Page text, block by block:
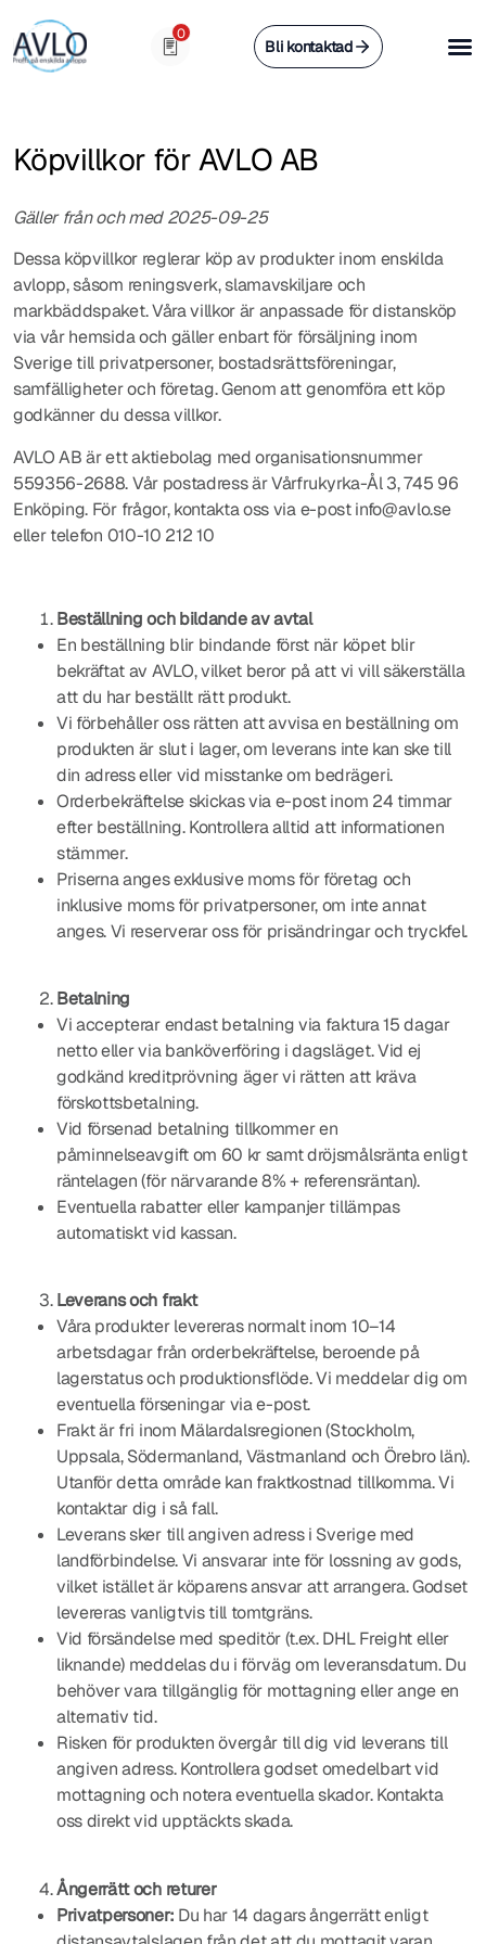
0
Bli kontaktad
Köpvillkor för AVLO AB
Gäller från och med 2025-09-25
Dessa köpvillkor reglerar köp av produkter inom enskilda
avlopp, såsom reningsverk, slamavskiljare och
markbäddspaket. Våra villkor är anpassade för distansköp
via vår hemsida och gäller enbart för försäljning inom
Sverige till privatpersoner, bostadsrättsföreningar,
samfälligheter och företag. Genom att genomföra ett köp
godkänner du dessa villkor.
AVLO AB är ett aktiebolag med organisationsnummer
559356-2688. Vår postadress är Vårfrukyrka-Ål 3, 745 96
Enköping. För frågor, kontakta oss via e-post info@avlo.se
eller telefon 010-10 212 10
Beställning och bildande av avtal
En beställning blir bindande först när köpet blir
bekräftat av AVLO, vilket beror på att vi vill säkerställa
att du har beställt rätt produkt.
Vi förbehåller oss rätten att avvisa en beställning om
produkten är slut i lager, om leverans inte kan ske till
din adress eller vid misstanke om bedrägeri.
Orderbekräftelse skickas via e-post inom 24 timmar
efter beställning. Kontrollera alltid att informationen
stämmer.
Priserna anges exklusive moms för företag och
inklusive moms för privatpersoner, om inte annat
anges. Vi reserverar oss för prisändringar och tryckfel.
Betalning
Vi accepterar endast betalning via faktura 15 dagar
netto eller via banköverföring i dagsläget. Vid ej
godkänd kreditprövning äger vi rätten att kräva
förskottsbetalning.
Vid försenad betalning tillkommer en
påminnelseavgift om 60 kr samt dröjsmålsränta enligt
räntelagen (för närvarande 8% + referensräntan).
Eventuella rabatter eller kampanjer tillämpas
automatiskt vid kassan.
Leverans och frakt
Våra produkter levereras normalt inom 10–14
arbetsdagar från orderbekräftelse, beroende på
lagerstatus och produktionsflöde. Vi meddelar dig om
eventuella förseningar via e-post.
Frakt är fri inom Mälardalsregionen (Stockholm,
Uppsala, Södermanland, Västmanland och Örebro län).
Utanför detta område kan fraktkostnad tillkomma. Vi
kontaktar dig i så fall.
Leverans sker till angiven adress i Sverige med
landförbindelse. Vi ansvarar inte för lossning av gods,
vilket istället är köparens ansvar att arrangera. Godset
levereras vanligtvis till tomtgräns.
Vid försändelse med speditör (t.ex. DHL Freight eller
liknande) meddelas du i förväg om leveransdatum. Du
behöver vara tillgänglig för mottagning eller ange en
alternativ tid.
Risken för produkten övergår till dig vid leverans till
angiven adress. Kontrollera godset omedelbart vid
mottagning och notera eventuella skador. Kontakta
oss direkt vid upptäckts skada.
Ångerrätt och returer
Privatpersoner: Du har 14 dagars ångerrätt enligt